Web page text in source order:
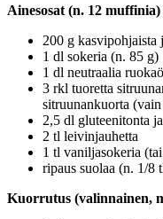
Ainesosat (n. 12 muffinia)
200 g kasvipohjaista
1 dl sokeria (n. 85 g)
1 dl neutraalia
3 rkl tuoretta
sitruunankuorta
2,5 dl gluteenitonta
2 tl leivinjauhetta
1 tl vaniljasokeria
ripaus suolaa (n. 1/8
Kuorrutus (valinnainen,